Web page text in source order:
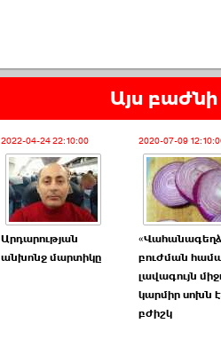
Այս բաժնի
2022-04-24 22:10:00
Արդարության
անխոնջ մարտիկը
2020-07-09
բուժման
լավագույն
կարմիր սոխն
բժիշկ